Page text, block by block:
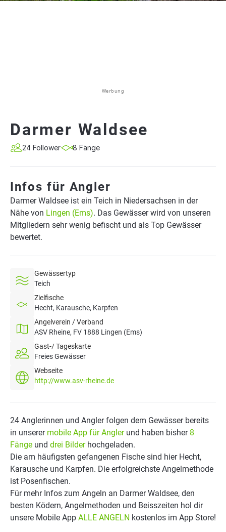
Werbung
Darmer Waldsee
24 Follower 8 Fänge
Infos für Angler
Darmer Waldsee ist ein Teich in Niedersachsen in der
Nähe von Lingen (Ems). Das Gewässer wird von unseren
Mitgliedern sehr wenig befischt und als Top Gewässer
bewertet.
Gewässertyp
Teich
Zielfische
Hecht, Karausche, Karpfen
Angelverein / Verband
ASV Rheine, FV 1888 Lingen (Ems)
Gast-/ Tageskarte
Freies Gewässer
Webseite
http://www.asv-rheine.de
24 Anglerinnen und Angler folgen dem Gewässer bereits
in unserer mobile App für Anglerund haben bisher 8
Fänge und drei Bilderhochgeladen.
Die am häufigsten gefangenen Fische sind hier Hecht,
Karausche und Karpfen. Die erfolgreichste Angelmethode
ist Posenfischen.
Für mehr Infos zum Angeln an Darmer Waldsee, den
besten Ködern, Angelmethoden und Beisszeiten hol dir
unsere Mobile App ALLE ANGELN kostenlos im App Store!